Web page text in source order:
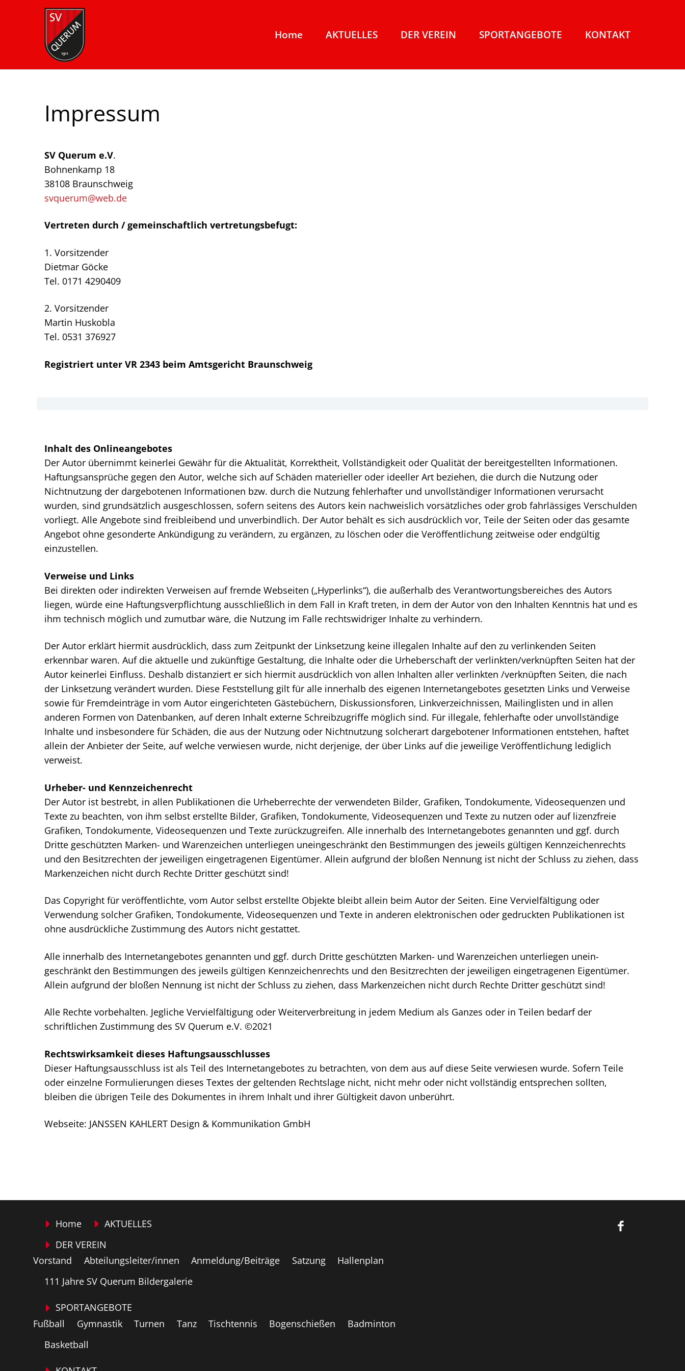
Home AKTUELLES DER VEREIN SPORTANGEBOTE KONTAKT
Impressum
SV Querum e.V.
Bohnenkamp 18
38108 Braunschweig
svquerum@web.de
Vertreten durch / gemeinschaftlich vertretungsbefugt:
1. Vorsitzender
Dietmar Göcke
Tel. 0171 4290409
2. Vorsitzender
Martin Huskobla
Tel. 0531 376927
Registriert unter VR 2343 beim Amtsgericht Braunschweig
Inhalt des Onlineangebotes
Der Autor übernimmt keinerlei Gewähr für die Aktualität, Korrektheit, Vollständigkeit oder Qualität der bereitgestellten Informationen.
Haftungsansprüche gegen den Autor, welche sich auf Schäden materieller oder ideeller Art beziehen, die durch die Nutzung oder
Nichtnutzung der dargebotenen Informationen bzw. durch die Nutzung fehlerhafter und unvollständiger Informationen verursacht
wurden, sind grundsätzlich ausgeschlossen, sofern seitens des Autors kein nachweislich vorsätzliches oder grob fahrlässiges Verschulden
vorliegt. Alle Angebote sind freibleibend und unverbindlich. Der Autor behält es sich ausdrücklich vor, Teile der Seiten oder das gesamte
Angebot ohne gesonderte Ankündigung zu verändern, zu ergänzen, zu löschen oder die Veröffentlichung zeitweise oder endgültig
einzustellen.
Verweise und Links
Bei direkten oder indirekten Verweisen auf fremde Webseiten („Hyperlinks“), die außerhalb des Verantwortungsbereiches des Autors
liegen, würde eine Haftungsverpflichtung ausschließlich in dem Fall in Kraft treten, in dem der Autor von den Inhalten Kenntnis hat und es
ihm technisch möglich und zumutbar wäre, die Nutzung im Falle rechtswidriger Inhalte zu verhindern.
Der Autor erklärt hiermit ausdrücklich, dass zum Zeitpunkt der Linksetzung keine illegalen Inhalte auf den zu verlinkenden Seiten
erkennbar waren. Auf die aktuelle und zukünftige Gestaltung, die Inhalte oder die Urheberschaft der verlinkten/verknüpften Seiten hat der
Autor keinerlei Einfluss. Deshalb distanziert er sich hiermit ausdrücklich von allen Inhalten aller verlinkten /verknüpften Seiten, die nach
der Linksetzung verändert wurden. Diese Feststellung gilt für alle innerhalb des eigenen Internetangebotes gesetzten Links und Verweise
sowie für Fremdeinträge in vom Autor eingerichteten Gästebüchern, Diskussionsforen, Linkverzeichnissen, Mailinglisten und in allen
anderen Formen von Datenbanken, auf deren Inhalt externe Schreibzugriffe möglich sind. Für illegale, fehlerhafte oder unvollständige
Inhalte und insbesondere für Schäden, die aus der Nutzung oder Nichtnutzung solcherart dargebotener Informationen entstehen, haftet
allein der Anbieter der Seite, auf welche verwiesen wurde, nicht derjenige, der über Links auf die jeweilige Veröffentlichung lediglich
verweist.
Urheber- und Kennzeichenrecht
Der Autor ist bestrebt, in allen Publikationen die Urheberrechte der verwendeten Bilder, Grafiken, Tondokumente, Videosequenzen und
Texte zu beachten, von ihm selbst erstellte Bilder, Grafiken, Tondokumente, Videosequenzen und Texte zu nutzen oder auf lizenzfreie
Grafiken, Tondokumente, Videosequenzen und Texte zurückzugreifen. Alle innerhalb des Internetangebotes genannten und ggf. durch
Dritte geschützten Marken- und Warenzeichen unterliegen uneingeschränkt den Bestimmungen des jeweils gültigen Kennzeichenrechts
und den Besitzrechten der jeweiligen eingetragenen Eigentümer. Allein aufgrund der bloßen Nennung ist nicht der Schluss zu ziehen, dass
Markenzeichen nicht durch Rechte Dritter geschützt sind!
Das Copyright für veröffentlichte, vom Autor selbst erstellte Objekte bleibt allein beim Autor der Seiten. Eine Vervielfältigung oder
Verwendung solcher Grafiken, Tondokumente, Videosequenzen und Texte in anderen elektronischen oder gedruckten Publikationen ist
ohne ausdrückliche Zustimmung des Autors nicht gestattet.
Alle innerhalb des Internetangebotes genannten und ggf. durch Dritte geschützten Marken- und Warenzeichen unterliegen unein­
geschränkt den Bestimmungen des jeweils gültigen Kennzeichenrechts und den Besitzrechten der jeweiligen eingetragenen Eigentümer.
Allein aufgrund der bloßen Nennung ist nicht der Schluss zu ziehen, dass Markenzeichen nicht durch Rechte Dritter geschützt sind!
Alle Rechte vorbehalten. Jegliche Vervielfältigung oder Weiterverbreitung in jedem Medium als Ganzes oder in Teilen bedarf der
schriftlichen Zustimmung des SV Querum e.V. ©2021
Rechtswirksamkeit dieses Haftungsausschlusses
Dieser Haftungsausschluss ist als Teil des Internetangebotes zu betrachten, von dem aus auf diese Seite verwiesen wurde. Sofern Teile
oder einzelne Formulierungen dieses Textes der geltenden Rechtslage nicht, nicht mehr oder nicht vollständig entsprechen sollten,
bleiben die übrigen Teile des Dokumentes in ihrem Inhalt und ihrer Gültigkeit davon unberührt.
Webseite: JANSSEN KAHLERT Design & Kommunikation GmbH
Home
AKTUELLES
DER VEREIN
Vorstand
Abteilungsleiter/innen Anmeldung/Beiträge Satzung
Hallenplan
111 Jahre SV Querum Bildergalerie
SPORTANGEBOTE
Fußball
Gymnastik Turnen Tanz Tischtennis Bogenschießen
Badminton
Basketball